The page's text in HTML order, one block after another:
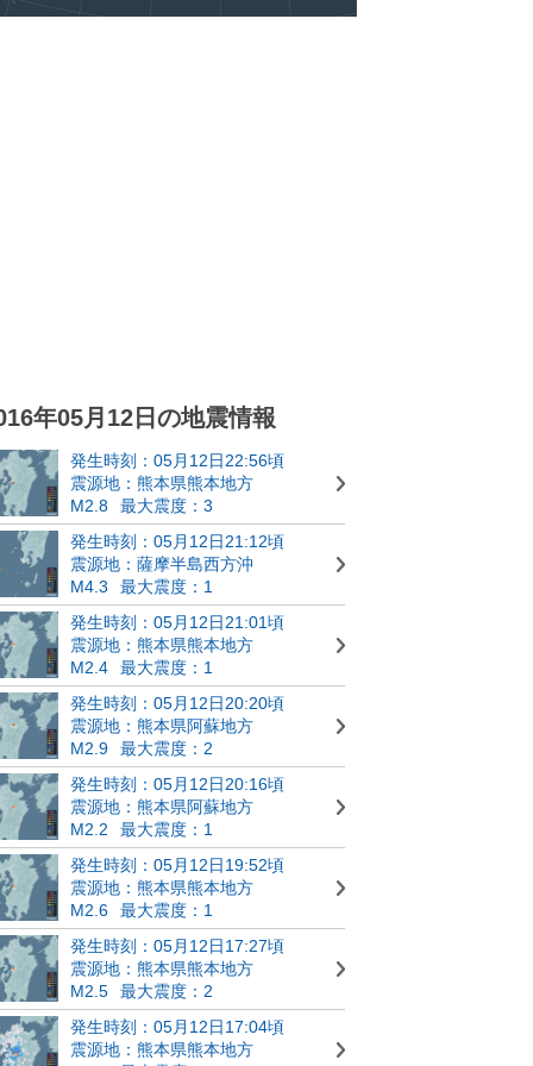
年05月12日の地震情報
発生時刻：05月12日22:56頃
震源地：熊本県熊本地方
M2.8
最大震度：3
発生時刻：05月12日21:12頃
震源地：薩摩半島西方沖
M4.3
最大震度：1
発生時刻：05月12日21:01頃
震源地：熊本県熊本地方
M2.4
最大震度：1
発生時刻：05月12日20:20頃
震源地：熊本県阿蘇地方
M2.9
最大震度：2
発生時刻：05月12日20:16頃
震源地：熊本県阿蘇地方
M2.2
最大震度：1
発生時刻：05月12日19:52頃
震源地：熊本県熊本地方
M2.6
最大震度：1
発生時刻：05月12日17:27頃
震源地：熊本県熊本地方
M2.5
最大震度：2
発生時刻：05月12日17:04頃
震源地：熊本県熊本地方